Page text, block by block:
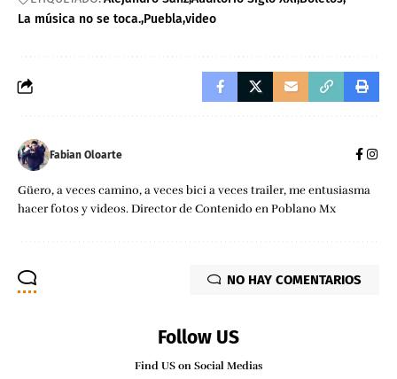
La música no se toca. Puebla video
Fabian Oloarte
Güero, a veces camino, a veces bici a veces trailer, me entusiasma
hacer fotos y videos. Director de Contenido en Poblano Mx
NO HAY COMENTARIOS
Follow US
Find US on Social Medias